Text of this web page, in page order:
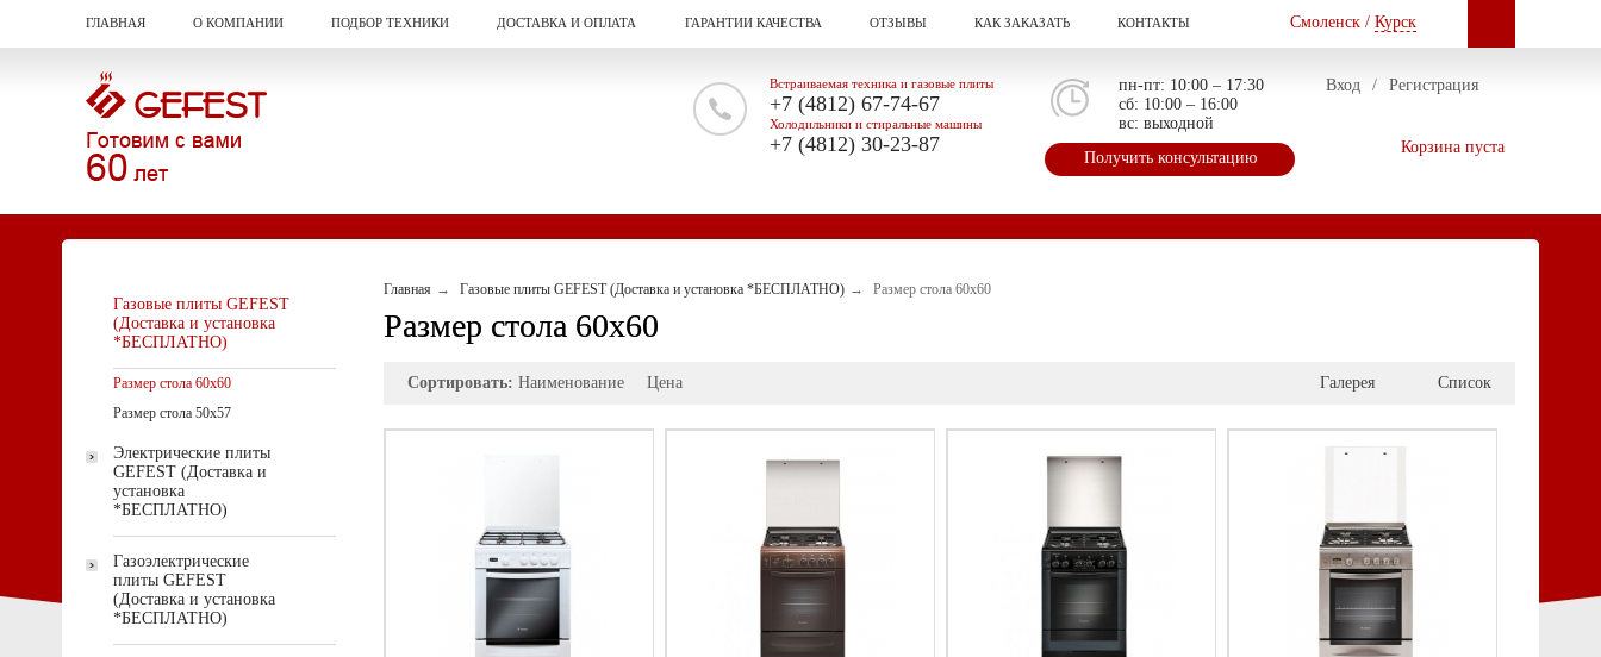
Получить консультацию
пн-пт: 10:00 – 17:30
сб: 10:00 – 16:00
вс: выходной
Встраиваемая техника и газовые плиты
+7 (4812) 67-74-67
Холодильники и стиральные машины
+7 (4812) 30-23-87
Смоленск / Курск
ГЛАВНАЯ О КОМПАНИИ ПОДБОР ТЕХНИКИ ДОСТАВКА И ОПЛАТА ГАРАНТИИ КАЧЕСТВА ОТЗЫВЫ КАК ЗАКАЗАТЬ КОНТАКТЫ
Вход / Регистрация
Корзина пуста
Главная Газовые плиты GEFEST (Доставка и установка *БЕСПЛАТНО) Размер стола 60х60
Размер стола 60х60
Сортировать: Наименование Цена Галерея Список
Газовые плиты GEFEST
(Доставка и установка
*БЕСПЛАТНО)
Размер стола 60х60
Размер стола 50х57
Электрические плиты
GEFEST (Доставка и
установка
*БЕСПЛАТНО)
Газоэлектрические
плиты GEFEST
(Доставка и установка
*БЕСПЛАТНО)